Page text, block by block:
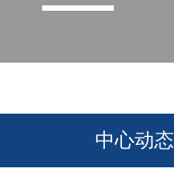
中心动态